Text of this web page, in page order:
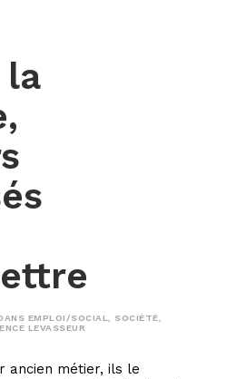
la
EMPLOI/SOCIAL SOCIÉTÉ
LEVASSEUR
ancien métier, ils le